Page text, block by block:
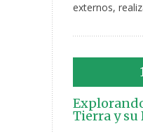
externos,
Tierra y su